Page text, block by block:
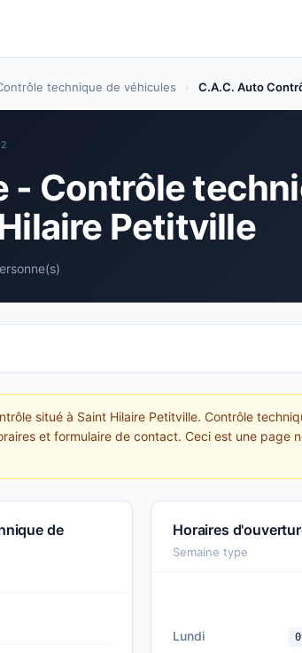
technique de véhicules › C.A.C. Auto
- Contrôle
Petitville
situé à Saint Hilaire Petitville. Contrôle
et formulaire de contact. Ceci est une page
de
Horaires
Semaine type
Lundi